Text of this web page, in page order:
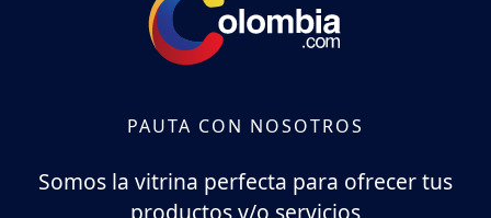
PAUTA CON NOSOTROS
Somos la vitrina perfecta para ofrecer tus